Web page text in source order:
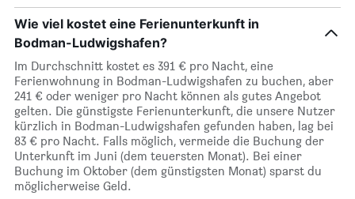
Wie viel kostet eine Ferienunterkunft in
Bodman-Ludwigshafen?
Im Durchschnitt kostet es 391 € pro Nacht, eine
Ferienwohnung in Bodman-Ludwigshafen zu buchen, aber
241 € oder weniger pro Nacht können als gutes Angebot
gelten. Die günstigste Ferienunterkunft, die unsere Nutzer
kürzlich in Bodman-Ludwigshafen gefunden haben, lag bei
83 € pro Nacht. Falls möglich, vermeide die Buchung der
Unterkunft im Juni (dem teuersten Monat). Bei einer
Buchung im Oktober (dem günstigsten Monat) sparst du
möglicherweise Geld.